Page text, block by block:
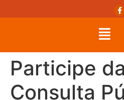
Participe da
Consulta